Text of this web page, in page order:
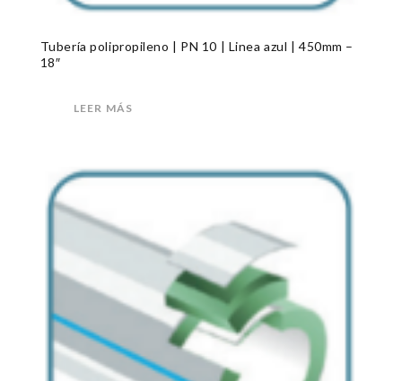
Tubería polipropileno | PN 10 | Linea azul | 450mm –
18″
LEER MÁS